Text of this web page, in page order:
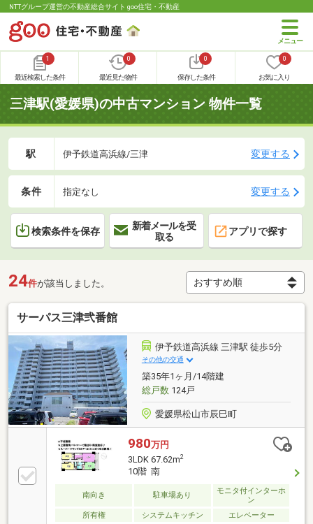
NTTグループ運営の不動産総合サイト goo住宅・不動産
1
最近検索した条件
0
最近見た物件
0
保存した条件
0
お気に入り
三津駅(愛媛県)の中古マンション 物件一覧
駅 伊予鉄道高浜線/三津 変更する
条件 指定なし 変更する
検索条件を保存
新着メールを受
取る
アプリで探す
24件が該当しました。
サーパス三津弐番館
伊予鉄道高浜線 三津駅 徒歩5分
その他の交通
築35年1ヶ月/14階建
総戸数124戸
愛媛県松山市辰巳町
980万円
3LDK 67.62m2
10階 南
南向き 駐車場あり
モニタ付インターホ
ン
所有権
システムキッチン エレベーター